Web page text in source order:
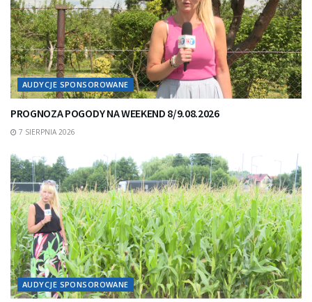
AUDYCJE SPONSOROWANE
PROGNOZA POGODY NA WEEKEND 8/9.08.2026
7 SIERPNIA 2026
AUDYCJE SPONSOROWANE